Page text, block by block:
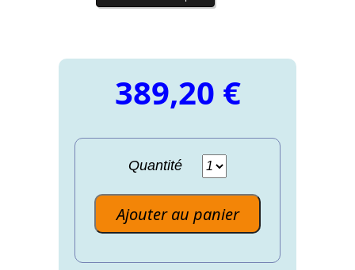
389,20 €
Quantité
Ajouter au panier